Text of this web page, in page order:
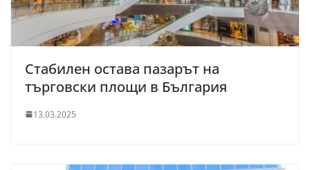
Стабилен остава пазарът на
търговски площи в България
13.03.2025